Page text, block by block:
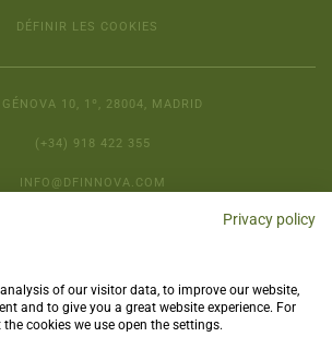
DÉFINIR LES COOKIES
10, 1º, 28004, MADRID
(+34) 918 422 355
INFO@DFINNOVA.COM
Privacy policy
of our visitor data, to improve our website,
and to give you a great website experience. For
cookies we use open the settings.